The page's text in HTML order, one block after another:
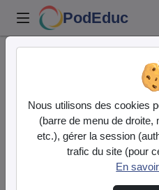
PodEduc
500 vidéos
Audio Vidéo
Direction de tri
Nous utilisons des cookies
(barre de menu de
etc.), gérer la session
trafic du site (pour
En